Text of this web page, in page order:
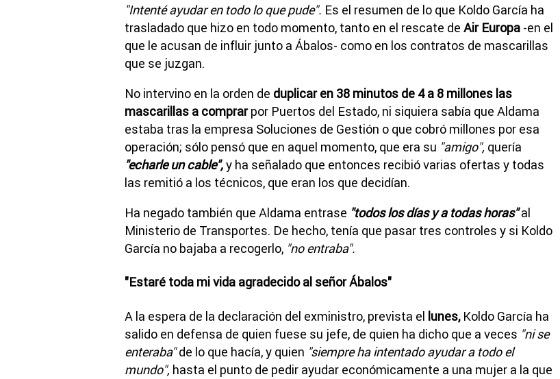
"Intenté ayudar en todo lo que pude". Es el resumen de lo que Koldo García ha
trasladado que hizo en todo momento, tanto en el rescate de Air Europa -en el
que le acusan de influir junto a Ábalos- como en los contratos de mascarillas
que se juzgan.
No intervino en la orden de duplicar en 38 minutos de 4 a 8 millones las
mascarillas a comprarpor Puertos del Estado, ni siquiera sabía que Aldama
estaba tras la empresa Soluciones de Gestión o que cobró millones por esa
operación; sólo pensó que en aquel momento, que era su "amigo", quería
"echarle un cable",y ha señalado que entonces recibió varias ofertas y todas
las remitió a los técnicos, que eran los que decidían.
Ha negado también que Aldama entrase "todos los días y a todas horas"al
Ministerio de Transportes. De hecho, tenía que pasar tres controles y si Koldo
García no bajaba a recogerlo, "no entraba".
"Estaré toda mi vida agradecido al señor Ábalos"
A la espera de la declaración del exministro, prevista el lunes,Koldo García ha
salido en defensa de quien fuese su jefe, de quien ha dicho que a veces "ni se
enteraba"de lo que hacía, y quien "siempre ha intentado ayudar a todo el
mundo", hasta el punto de pedir ayudar económicamente a una mujer a la que